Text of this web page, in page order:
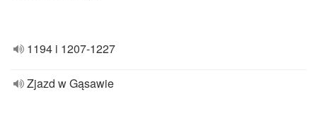
1194 i 1207-1227
Zjazd w Gąsawie